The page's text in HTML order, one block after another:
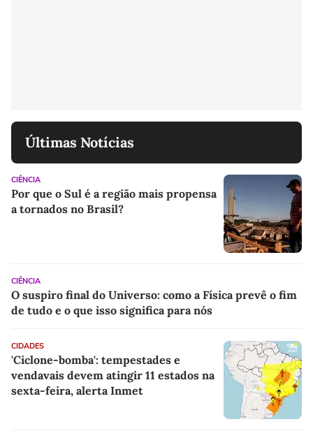
Últimas Notícias
CIÊNCIA
Por que o Sul é a região mais propensa
a tornados no Brasil?
CIÊNCIA
O suspiro final do Universo: como a Física prevê o fim
de tudo e o que isso significa para nós
CIDADES
'Ciclone-bomba': tempestades e
vendavais devem atingir 11 estados na
sexta-feira, alerta Inmet